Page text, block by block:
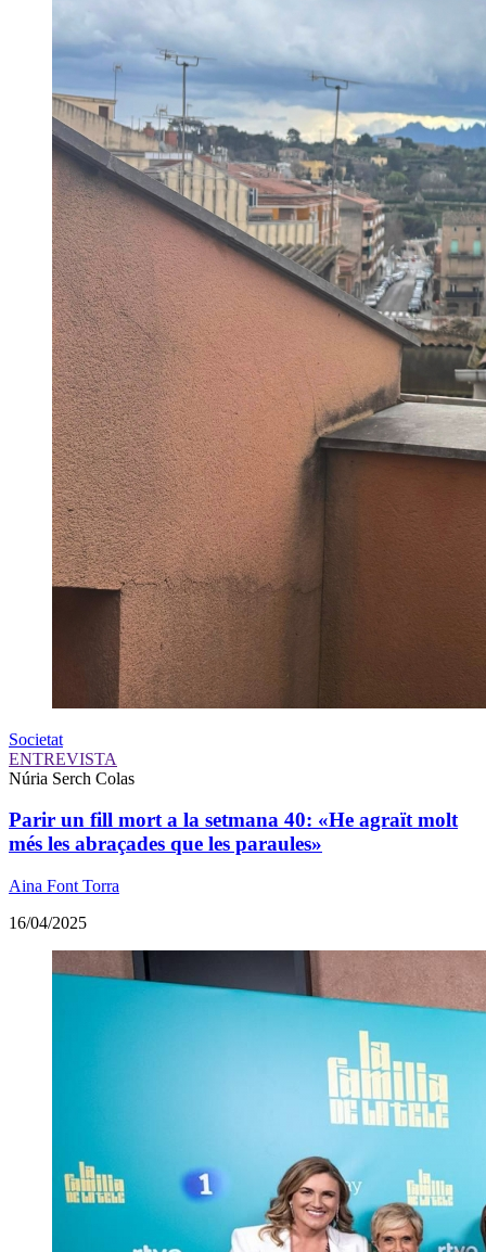
Societat
ENTREVISTA
Núria Serch Colas
Parir un fill mort a la setmana 40: «He agraït molt
més les abraçades que les paraules»
Aina Font Torra
16/04/2025